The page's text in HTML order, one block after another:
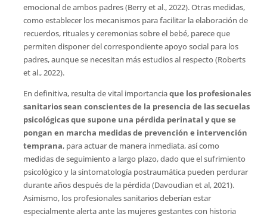
emocional de ambos padres (Berry et al., 2022). Otras medidas,
como establecer los mecanismos para facilitar la elaboración de
recuerdos, rituales y ceremonias sobre el bebé, parece que
permiten disponer del correspondiente apoyo social para los
padres, aunque se necesitan más estudios al respecto (Roberts
et al., 2022).
En definitiva, resulta de vital importanciaque los profesionales
sanitarios sean conscientes de la presencia de las secuelas
psicológicas que supone una pérdida perinatal y que se
pongan en marcha medidas de prevención e intervención
temprana, para actuar de manera inmediata, así como
medidas de seguimiento a largo plazo, dado que el sufrimiento
psicológico y la sintomatología postraumática pueden perdurar
durante años después de la pérdida (Davoudian et al, 2021).
Asimismo, los profesionales sanitarios deberían estar
especialmente alerta ante las mujeres gestantes con historia